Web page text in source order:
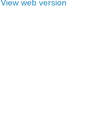
View web version